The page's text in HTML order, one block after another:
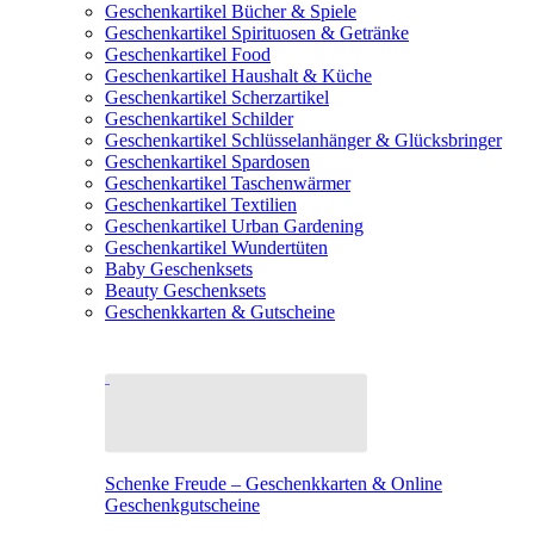
Geschenkartikel Bücher & Spiele
Geschenkartikel Spirituosen & Getränke
Geschenkartikel Food
Geschenkartikel Haushalt & Küche
Geschenkartikel Scherzartikel
Geschenkartikel Schilder
Geschenkartikel Schlüsselanhänger & Glücksbringer
Geschenkartikel Spardosen
Geschenkartikel Taschenwärmer
Geschenkartikel Textilien
Geschenkartikel Urban Gardening
Geschenkartikel Wundertüten
Baby Geschenksets
Beauty Geschenksets
Geschenkkarten & Gutscheine
Schenke Freude – Geschenkkarten & Online
Geschenkgutscheine